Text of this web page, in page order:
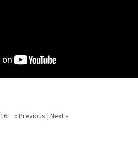
« Previous | Next »